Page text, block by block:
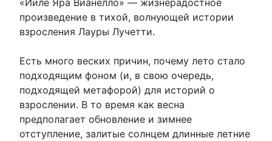
«Йиле Яра Вианелло» — жизнерадостное
произведение в тихой, волнующей истории
взросления Лауры Лучетти.
Есть много веских причин, почему лето стало
подходящим фоном (и, в свою очередь,
подходящей метафорой) для историй о
взрослении. В то время как весна
предполагает обновление и зимнее
отступление, залитые солнцем длинные летние